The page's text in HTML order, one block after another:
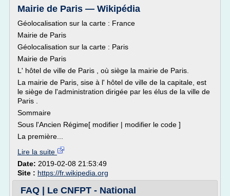
Mairie de Paris — Wikipédia
Géolocalisation sur la carte : France
Mairie de Paris
Géolocalisation sur la carte : Paris
Mairie de Paris
L' hôtel de ville de Paris , où siège la mairie de Paris.
La mairie de Paris, sise à l' hôtel de ville de la capitale, est
le siège de l'administration dirigée par les élus de la ville de
Paris .
Sommaire
Sous l'Ancien Régime[ modifier | modifier le code ]
La première...
Lire la suite
Date: 2019-02-08 21:53:49
Site : https://fr.wikipedia.org
FAQ | Le CNFPT - National